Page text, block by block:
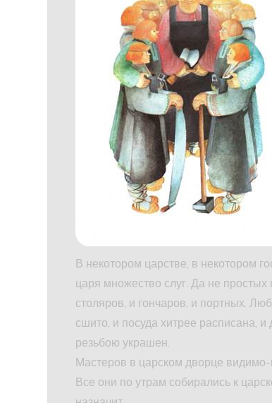
В некотором царстве, в некотором
царя множество слуг. Да не
столяров, и гончаров, и портных.
сшито, и посуда хитрее расписана, и
резьбою украшен.
Мастеров в царском дворце
Все они по утрам собирались к